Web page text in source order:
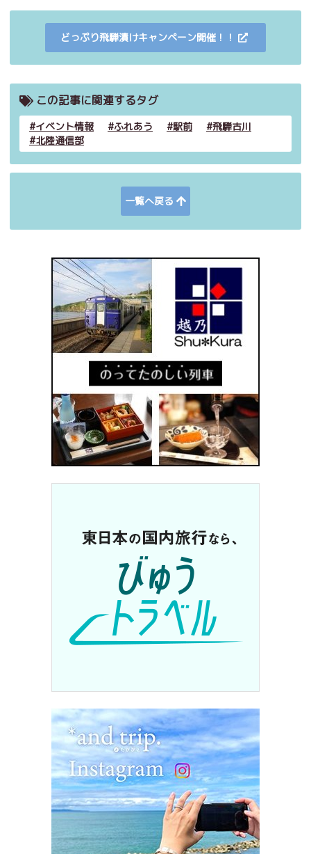
どっぷり飛騨漬けキャンペーン開催！！
この記事に関連するタグ
イベント情報 ふれあう 駅前
飛騨古川
北陸通信部
一覧へ戻る